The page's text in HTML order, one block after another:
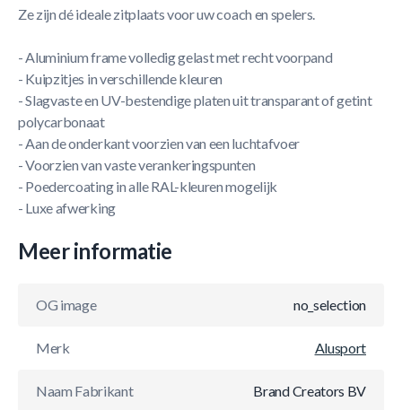
Ze zijn dé ideale zitplaats voor uw coach en spelers.
- Aluminium frame volledig gelast met recht voorpand
- Kuipzitjes in verschillende kleuren
- Slagvaste en UV-bestendige platen uit transparant of getint
polycarbonaat
- Aan de onderkant voorzien van een luchtafvoer
- Voorzien van vaste verankeringspunten
- Poedercoating in alle RAL-kleuren mogelijk
- Luxe afwerking
Meer informatie
OG image no_selection
Merk Alusport
Naam Fabrikant Brand Creators BV